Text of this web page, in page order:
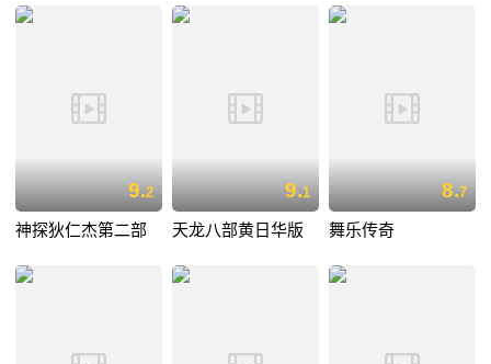
9.2
神探狄仁杰第二部
9.1
天龙八部黄日华版
8.7
舞乐传奇